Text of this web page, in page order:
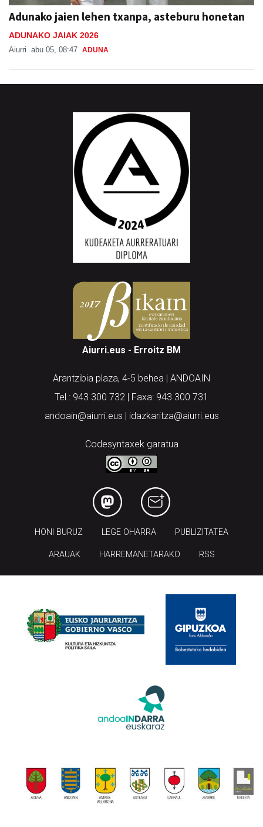
Adunako jaien lehen txanpa, asteburu honetan
ADUNAKO JAIAK 2026
Aiurri abu 05, 08:47 ADUNA
Aiurri.eus - Erroitz BM
Arantzibia plaza, 4-5 behea | ANDOAIN
Tel.: 943 300 732 | Faxa: 943 300 731
andoain@aiurri.eus | idazkaritza@aiurri.eus
Codesyntaxek garatua
HONI BURUZ LEGE OHARRA PUBLIZITATEA
ARAUAK HARREMANETARAKO RSS